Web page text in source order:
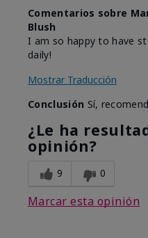
Comentarios sobre
Blush
I am so happy to have
daily!
Mostrar Traducción
Conclusión Sí,
¿Le ha
opinión?
9 0
Marcar esta opinión